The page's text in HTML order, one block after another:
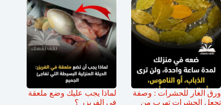
ورق الغار للحشرات : وصفة
تجعل الحشرات تهرب من
لماذا يجب عليك وضع ملعقة
في الفريزر ؟